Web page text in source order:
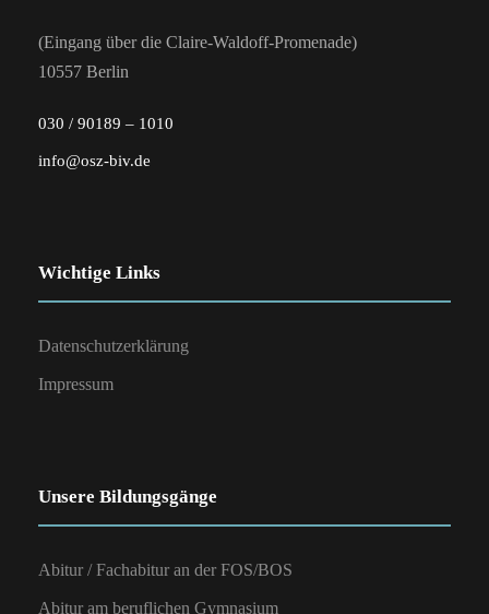
(Eingang über die Claire-Waldoff-Promenade)
10557 Berlin
030 / 90189 – 1010
info@osz-biv.de
Wichtige Links
Datenschutzerklärung
Impressum
Unsere Bildungsgänge
Abitur / Fachabitur an der FOS/BOS
Abitur am beruflichen Gymnasium